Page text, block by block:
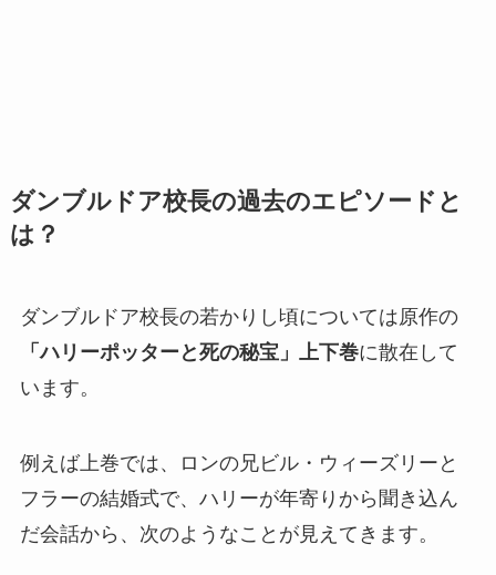
ダンブルドア校長の過去のエピソードと
は？
ダンブルドア校長の若かりし頃については原作の
「ハリーポッターと死の秘宝」上下巻に散在して
います。
例えば上巻では、ロンの兄ビル・ウィーズリーと
フラーの結婚式で、ハリーが年寄りから聞き込ん
だ会話から、次のようなことが見えてきます。